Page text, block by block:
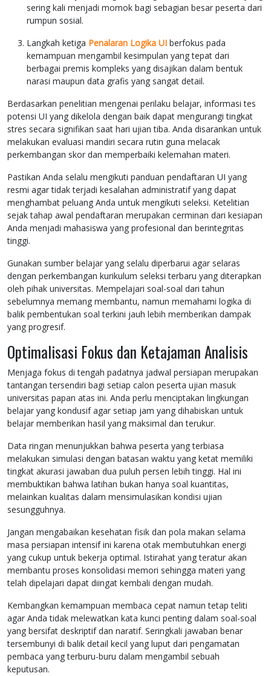
sering kali menjadi momok bagi sebagian besar peserta dari
rumpun sosial.
Langkah ketiga Penalaran Logika UI berfokus pada
kemampuan mengambil kesimpulan yang tepat dari
berbagai premis kompleks yang disajikan dalam bentuk
narasi maupun data grafis yang sangat detail.
Berdasarkan penelitian mengenai perilaku belajar, informasi tes
potensi UI yang dikelola dengan baik dapat mengurangi tingkat
stres secara signifikan saat hari ujian tiba. Anda disarankan untuk
melakukan evaluasi mandiri secara rutin guna melacak
perkembangan skor dan memperbaiki kelemahan materi.
Pastikan Anda selalu mengikuti panduan pendaftaran UI yang
resmi agar tidak terjadi kesalahan administratif yang dapat
menghambat peluang Anda untuk mengikuti seleksi. Ketelitian
sejak tahap awal pendaftaran merupakan cerminan dari kesiapan
Anda menjadi mahasiswa yang profesional dan berintegritas
tinggi.
Gunakan sumber belajar yang selalu diperbarui agar selaras
dengan perkembangan kurikulum seleksi terbaru yang diterapkan
oleh pihak universitas. Mempelajari soal-soal dari tahun
sebelumnya memang membantu, namun memahami logika di
balik pembentukan soal terkini jauh lebih memberikan dampak
yang progresif.
Optimalisasi Fokus dan Ketajaman Analisis
Menjaga fokus di tengah padatnya jadwal persiapan merupakan
tantangan tersendiri bagi setiap calon peserta ujian masuk
universitas papan atas ini. Anda perlu menciptakan lingkungan
belajar yang kondusif agar setiap jam yang dihabiskan untuk
belajar memberikan hasil yang maksimal dan terukur.
Data ringan menunjukkan bahwa peserta yang terbiasa
melakukan simulasi dengan batasan waktu yang ketat memiliki
tingkat akurasi jawaban dua puluh persen lebih tinggi. Hal ini
membuktikan bahwa latihan bukan hanya soal kuantitas,
melainkan kualitas dalam mensimulasikan kondisi ujian
sesungguhnya.
Jangan mengabaikan kesehatan fisik dan pola makan selama
masa persiapan intensif ini karena otak membutuhkan energi
yang cukup untuk bekerja optimal. Istirahat yang teratur akan
membantu proses konsolidasi memori sehingga materi yang
telah dipelajari dapat diingat kembali dengan mudah.
Kembangkan kemampuan membaca cepat namun tetap teliti
agar Anda tidak melewatkan kata kunci penting dalam soal-soal
yang bersifat deskriptif dan naratif. Seringkali jawaban benar
tersembunyi di balik detail kecil yang luput dari pengamatan
pembaca yang terburu-buru dalam mengambil sebuah
keputusan.